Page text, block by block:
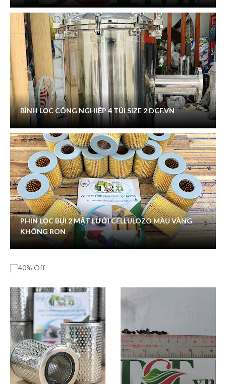
BÌNH LỌC CÔNG NGHIỆP 4 TÚI SIZE 2 DCF.VN
PHIN LỌC BỤI 2 MẶT LƯỚI CELLULOZO MÀU VÀNG
KHÔNG RON